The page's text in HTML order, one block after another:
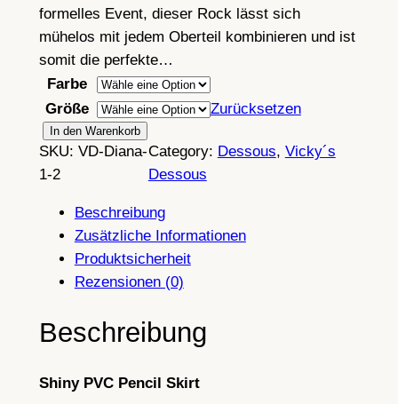
formelles Event, dieser Rock lässt sich
mühelos mit jedem Oberteil kombinieren und ist
somit die perfekte…
Farbe
Größe
Zurücksetzen
i
c
x
L
In den Warenkorb
SKU: VD-Diana-
1-2
Category: Dessous, Vicky´s
Dessous
Beschreibung
Zusätzliche Informationen
Produktsicherheit
Rezensionen (0)
Beschreibung
Shiny PVC Pencil Skirt